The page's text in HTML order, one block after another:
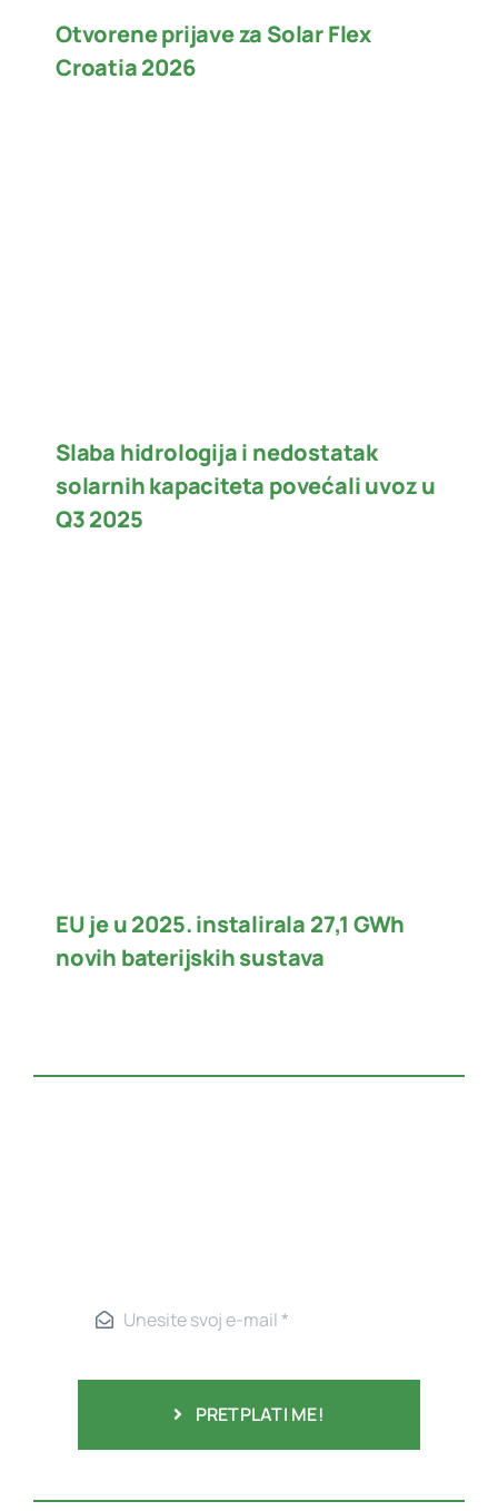
Otvorene prijave za Solar Flex
Croatia 2026
Slaba hidrologija i nedostatak
solarnih kapaciteta povećali uvoz u
Q3 2025
EU je u 2025. instalirala 27,1 GWh
novih baterijskih sustava
PRETPLATI ME!